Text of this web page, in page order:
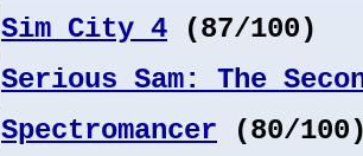
Sim City 4 (87/100)
Serious Sam: The
Spectromancer (80/